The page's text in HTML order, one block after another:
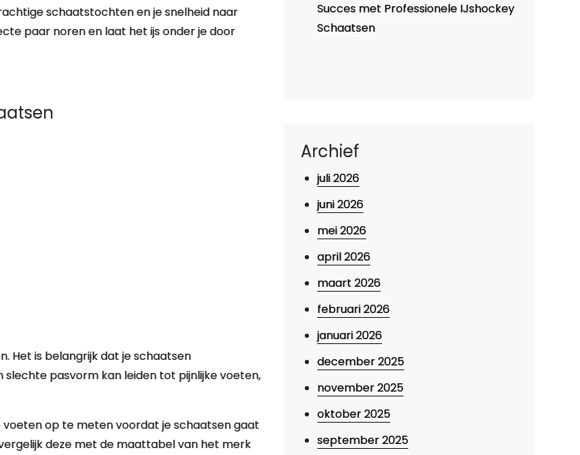
schaatstochten en je snelheid naar
paar noren en laat het ijs onder je door
Het is belangrijk dat je schaatsen
pasvorm kan leiden tot pijnlijke voeten,
op te meten voordat je schaatsen gaat
deze met de maattabel van het merk
Succes met Professionele IJshockey
Schaatsen
Archief
juli 2026
juni 2026
mei 2026
april 2026
maart 2026
februari 2026
januari 2026
december 2025
november 2025
oktober 2025
september 2025